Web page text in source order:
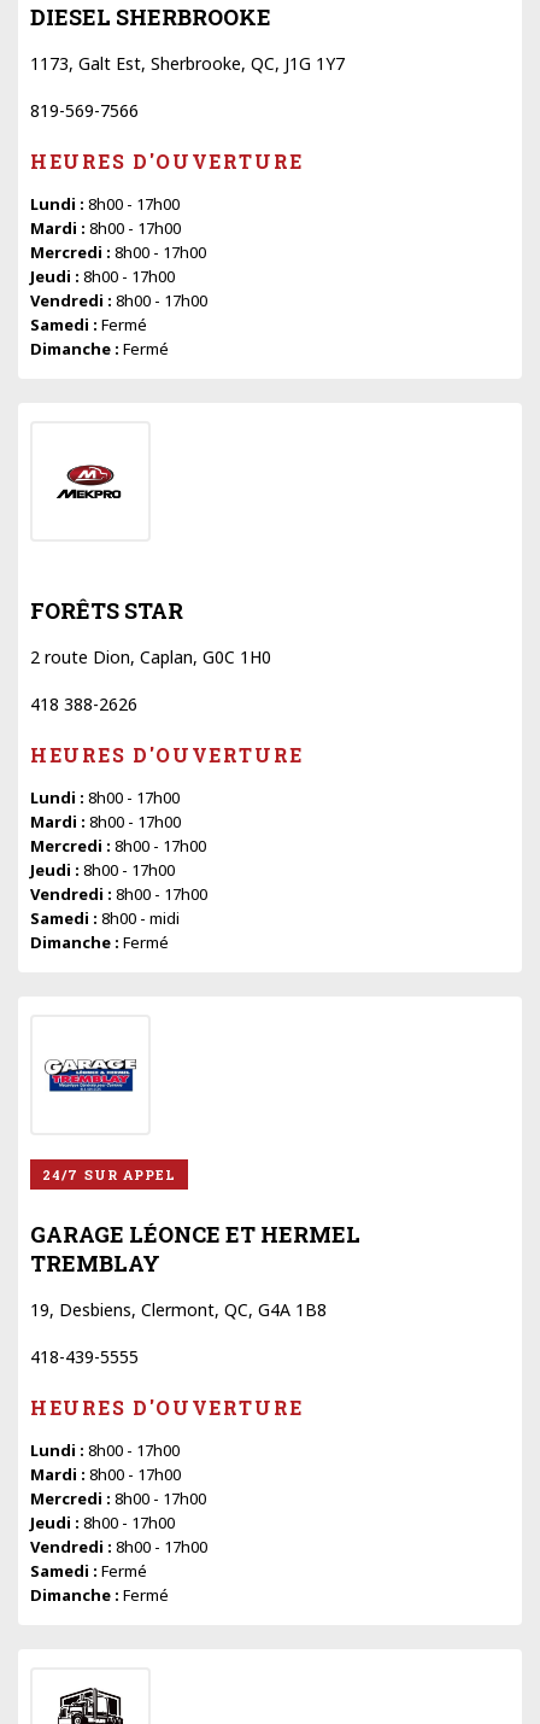
DIESEL SHERBROOKE
1173, Galt Est, Sherbrooke, QC, J1G 1Y7
819-569-7566
HEURES D'OUVERTURE
Lundi : 8h00 - 17h00
Mardi : 8h00 - 17h00
Mercredi : 8h00 - 17h00
Jeudi : 8h00 - 17h00
Vendredi : 8h00 - 17h00
Samedi : Fermé
Dimanche : Fermé
FORÊTS STAR
2 route Dion, Caplan, G0C 1H0
418 388-2626
HEURES D'OUVERTURE
Lundi : 8h00 - 17h00
Mardi : 8h00 - 17h00
Mercredi : 8h00 - 17h00
Jeudi : 8h00 - 17h00
Vendredi : 8h00 - 17h00
Samedi : 8h00 - midi
Dimanche : Fermé
24/7 SUR APPEL
GARAGE LÉONCE ET HERMEL
TREMBLAY
19, Desbiens, Clermont, QC, G4A 1B8
418-439-5555
HEURES D'OUVERTURE
Lundi : 8h00 - 17h00
Mardi : 8h00 - 17h00
Mercredi : 8h00 - 17h00
Jeudi : 8h00 - 17h00
Vendredi : 8h00 - 17h00
Samedi : Fermé
Dimanche : Fermé